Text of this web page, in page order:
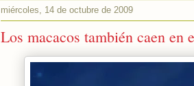
miércoles, 14 de octubre de 2009
Los macacos también caen en